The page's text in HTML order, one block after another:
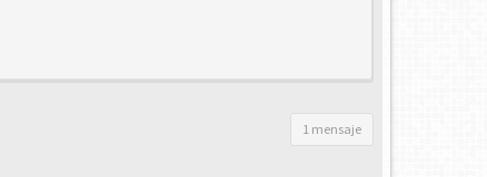
1 mensaje